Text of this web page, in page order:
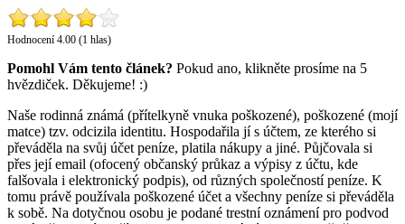
Hodnocení 4.00 (1 hlas)
Pomohl Vám tento článek? Pokud ano, klikněte prosíme na 5
hvězdiček. Děkujeme! :)
Naše rodinná známá (přítelkyně vnuka poškozené), poškozené (mojí
matce) tzv. odcizila identitu. Hospodařila jí s účtem, ze kterého si
převáděla na svůj účet peníze, platila nákupy a jiné. Půjčovala si
přes její email (ofocený občanský průkaz a výpisy z účtu, kde
falšovala i elektronický podpis), od různých společností peníze. K
tomu právě používala poškozené účet a všechny peníze si převáděla
k sobě. Na dotyčnou osobu je podané trestní oznámení pro podvod